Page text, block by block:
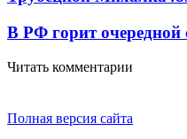
В РФ горит очередной
Читать комментарии
Полная версия сайта